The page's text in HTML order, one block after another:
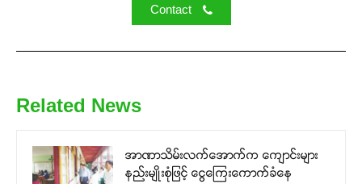
Contact
Related News
အာဏာသိမ်းလက်အောက်က ကျောင်းများ
နည်းမျိုးစုံဖြင့် ငွေကြေးကောက်ခံနေ